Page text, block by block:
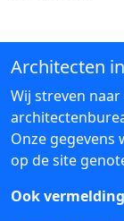
Architecten
Wij streven
Onze gegevens
op de site
Ook